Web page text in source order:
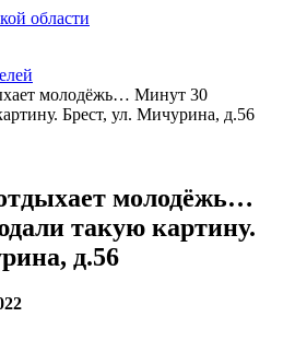
области
молодёжь… Минут 30
Брест, ул. Мичурина, д.56
молодёжь…
такую картину.
д.56